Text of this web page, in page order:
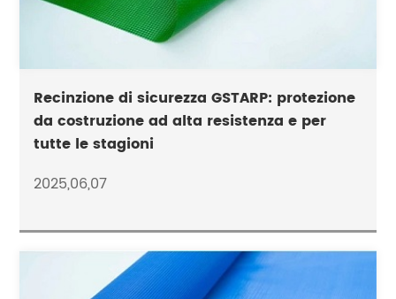
Recinzione di sicurezza GSTARP: protezione
da costruzione ad alta resistenza e per
tutte le stagioni
2025,06,07